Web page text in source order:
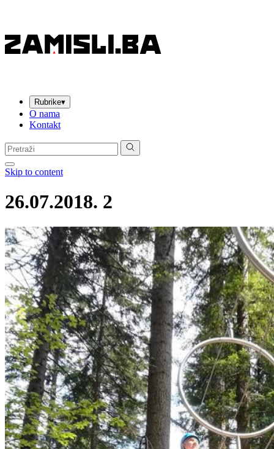
Rubrike▾
O nama
Kontakt
Pretraga:
Skip to content
26.07.2018. 2